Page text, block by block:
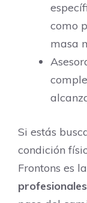
como
masa
Si estás
condición
Frontons es
profesionales